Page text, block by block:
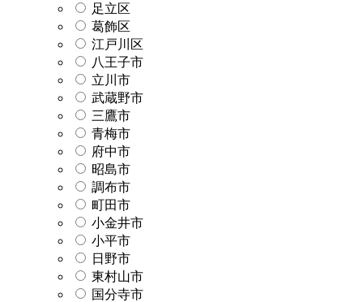
足立区
葛飾区
江戸川区
八王子市
立川市
武蔵野市
三鷹市
青梅市
府中市
昭島市
調布市
町田市
小金井市
小平市
日野市
東村山市
国分寺市